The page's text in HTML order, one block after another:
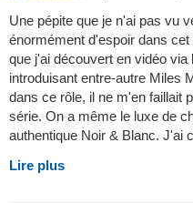
Une pépite que je n'ai pas vu
énormément d'espoir dans
que j'ai découvert en vidéo
introduisant entre-autre Miles
dans ce rôle, il ne m'en faillait
série. On a même le luxe de
authentique Noir & Blanc. J'ai
Lire plus